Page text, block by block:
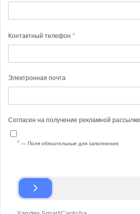
Контактный телефон
Электронная почта
Согласен на получение рекламной рассылки
— Поля обязательные для заполнения.